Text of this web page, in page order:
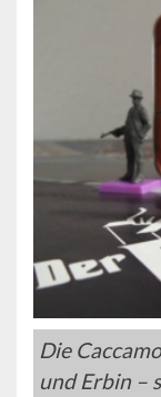
Die
und Erbin –